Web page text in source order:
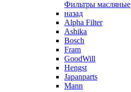
Фильтры масляные
назад
Alpha Filter
Ashika
Bosch
Fram
GoodWill
Hengst
Japanparts
Mann